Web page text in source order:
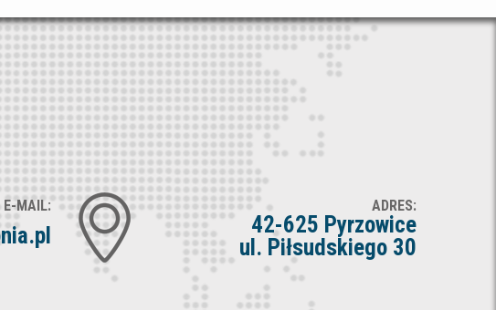
E-MAIL: ADRES:
42-625 Pyrzowice
ul. Piłsudskiego 30